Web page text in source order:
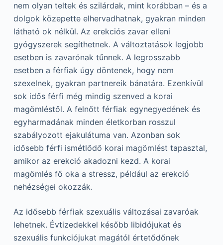
nem olyan teltek és szilárdak, mint korábban – és a
dolgok közepette elhervadhatnak, gyakran minden
látható ok nélkül. Az erekciós zavar elleni
gyógyszerek segíthetnek. A változtatások legjobb
esetben is zavarónak tűnnek. A legrosszabb
esetben a férfiak úgy döntenek, hogy nem
szexelnek, gyakran partnereik bánatára. Ezenkívül
sok idős férfi még mindig szenved a korai
magömléstől. A felnőtt férfiak egynegyedének és
egyharmadának minden életkorban rosszul
szabályozott ejakulátuma van. Azonban sok
idősebb férfi ismétlődő korai magömlést tapasztal,
amikor az erekció akadozni kezd. A korai
magömlés fő oka a stressz, például az erekció
nehézségei okozzák.
Az idősebb férfiak szexuális változásai zavaróak
lehetnek. Évtizedekkel később libidójukat és
szexuális funkciójukat magától értetődőnek